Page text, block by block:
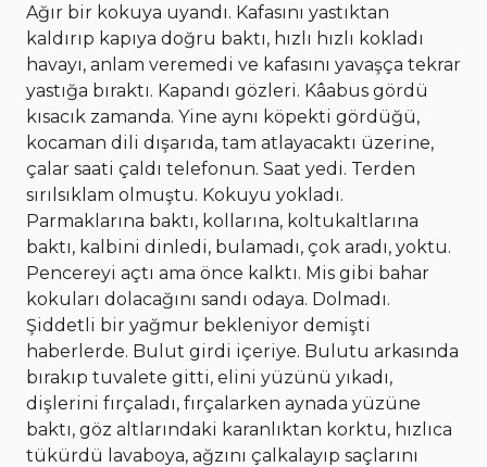
Ağır bir kokuya uyandı. Kafasını yastıktan
kaldırıp kapıya doğru baktı, hızlı hızlı kokladı
havayı, anlam veremedi ve kafasını yavaşça tekrar
yastığa bıraktı. Kapandı gözleri. Kâabus gördü
kısacık zamanda. Yine aynı köpekti gördüğü,
kocaman dili dışarıda, tam atlayacaktı üzerine,
çalar saati çaldı telefonun. Saat yedi. Terden
sırılsıklam olmuştu. Kokuyu yokladı.
Parmaklarına baktı, kollarına, koltukaltlarına
baktı, kalbini dinledi, bulamadı, çok aradı, yoktu.
Pencereyi açtı ama önce kalktı. Mis gibi bahar
kokuları dolacağını sandı odaya. Dolmadı.
Şiddetli bir yağmur bekleniyor demişti
haberlerde. Bulut girdi içeriye. Bulutu arkasında
bırakıp tuvalete gitti, elini yüzünü yıkadı,
dişlerini fırçaladı, fırçalarken aynada yüzüne
baktı, göz altlarındaki karanlıktan korktu, hızlıca
tükürdü lavaboya, ağzını çalkalayıp saçlarını